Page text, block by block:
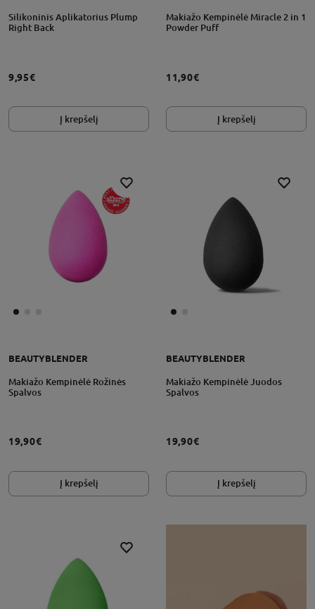
Silikoninis Aplikatorius Plump
Right Back
9,95€
Į krepšelį
Makiažo Kempinėlė Miracle 2 in 1
Powder Puff
11,90€
Į krepšelį
BEAUTYBLENDER
Makiažo Kempinėlė Rožinės
Spalvos
19,90€
Į krepšelį
BEAUTYBLENDER
Makiažo Kempinėlė Juodos
Spalvos
19,90€
Į krepšelį